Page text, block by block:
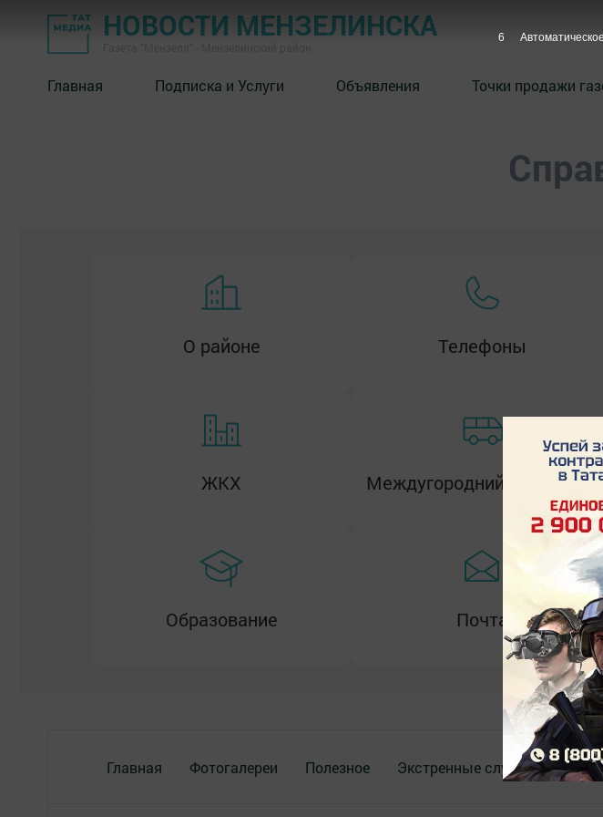
НОВОСТИ МЕНЗЕЛИНСКА
Главная Подписка и Услуги Объявления Точки продажи
О районе
История района
Телефоны
ЖКХ Междугородний транспорт
Образование
Школы
Почта
Главная Фотогалереи Полезное Экстренные службы Наш
6